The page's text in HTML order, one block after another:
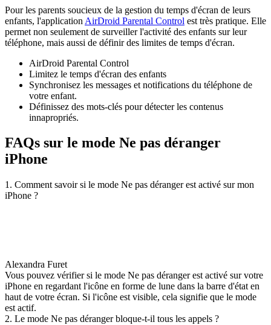
Pour les parents soucieux de la gestion du temps d'écran de leurs
enfants, l'application AirDroid Parental Control est très pratique. Elle
permet non seulement de surveiller l'activité des enfants sur leur
téléphone, mais aussi de définir des limites de temps d'écran.
AirDroid Parental Control
Limitez le temps d'écran des enfants
Synchronisez les messages et notifications du téléphone de
votre enfant.
Définissez des mots-clés pour détecter les contenus
innapropriés.
FAQs sur le mode Ne pas déranger
iPhone
1. Comment savoir si le mode Ne pas déranger est activé sur mon
iPhone ?
Alexandra Furet
Vous pouvez vérifier si le mode Ne pas déranger est activé sur votre
iPhone en regardant l'icône en forme de lune dans la barre d'état en
haut de votre écran. Si l'icône est visible, cela signifie que le mode
est actif.
2. Le mode Ne pas déranger bloque-t-il tous les appels ?